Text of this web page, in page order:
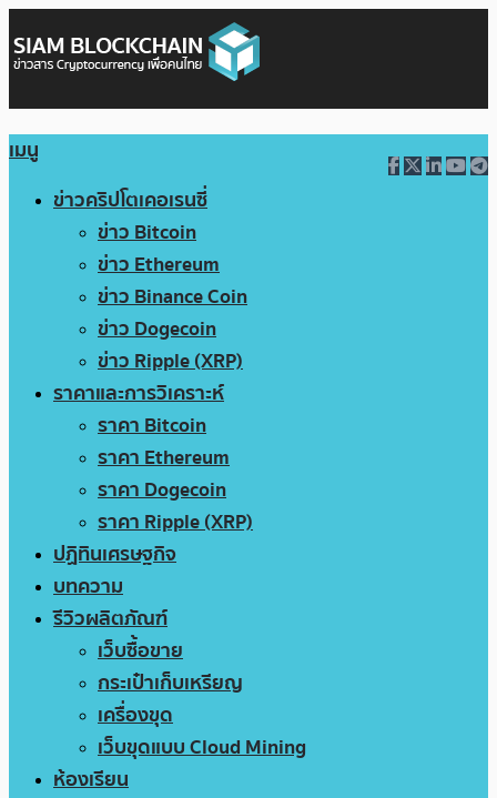
เมนู
ข่าวคริปโตเคอเรนซี่
ข่าว Bitcoin
ข่าว Ethereum
ข่าว Binance Coin
ข่าว Dogecoin
ข่าว Ripple (XRP)
ราคาและการวิเคราะห์
ราคา Bitcoin
ราคา Ethereum
ราคา Dogecoin
ราคา Ripple (XRP)
ปฏิทินเศรษฐกิจ
บทความ
รีวิวผลิตภัณฑ์
เว็บซื้อขาย
กระเป๋าเก็บเหรียญ
เครื่องขุด
เว็บขุดแบบ Cloud Mining
ห้องเรียน